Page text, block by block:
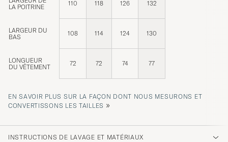
LA POITRINE
110 118 126 132
LARGEUR DU
BAS
108 114 124 130
LONGUEUR
DU VÊTEMENT
72 72 74 77
EN SAVOIR PLUS SUR LA FAÇON DONT NOUS MESURONS ET
CONVERTISSONS LES TAILLES »
INSTRUCTIONS DE LAVAGE ET MATÉRIAUX